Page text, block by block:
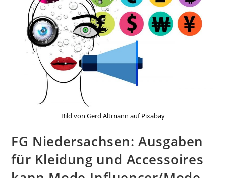
Bild von Gerd Altmann auf Pixabay
FG Niedersachsen: Ausgaben
für Kleidung und Accessoires